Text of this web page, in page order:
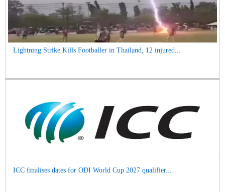
Lightning Strike Kills Footballer in Thailand, 12 injured...
ICC finalises dates for ODI World Cup 2027 qualifier...